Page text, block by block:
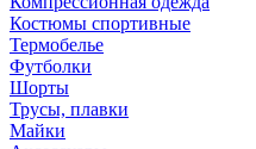
Костюмы спортивные
Термобелье
Футболки
Шорты
Трусы, плавки
Майки